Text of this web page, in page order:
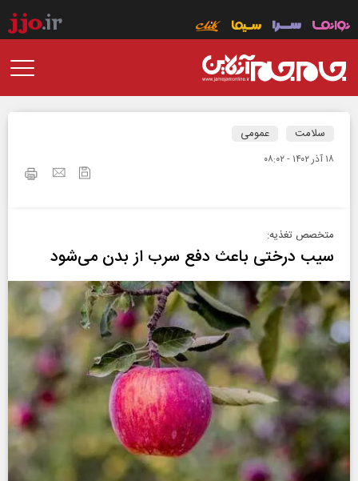
سلامت عمومی
۱۸ آذر ۱۴۰۲ - ۰۸:۰۲
متخصص تغذیه:
سیب درختی باعث دفع سرب از بدن می‌شود